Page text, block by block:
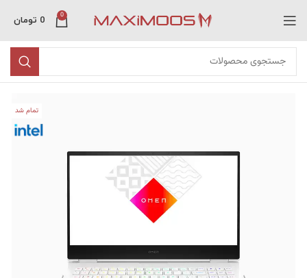
0
0 تومان
تمام شد